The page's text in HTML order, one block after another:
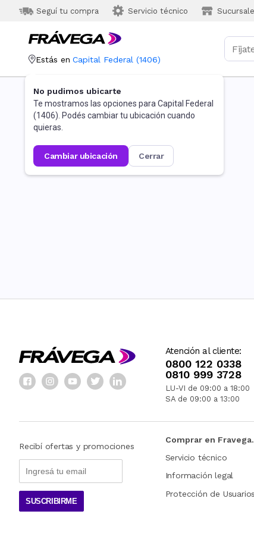
Seguí tu compra Servicio técnico
Estás en Capital Federal (1406)
No pudimos ubicarte
Te mostramos las opciones para Capital Federal
(1406). Podés cambiar tu ubicación cuando
quieras.
cambiar ubicación cerrar
Atención al cliente:
0800 122 0338
0810 999 3728
LU-VI de 09:00 a 18:00
SA de 09:00 a 13:00
Recibí ofertas y promociones
SUSCRIBIRME
Comprar en
Servicio técnico
Información legal
Protección de